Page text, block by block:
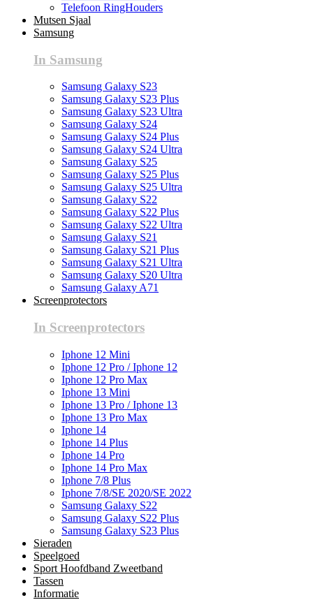
Telefoon RingHouders
Mutsen Sjaal
Samsung
In Samsung
Samsung Galaxy S23
Samsung Galaxy S23 Plus
Samsung Galaxy S23 Ultra
Samsung Galaxy S24
Samsung Galaxy S24 Plus
Samsung Galaxy S24 Ultra
Samsung Galaxy S25
Samsung Galaxy S25 Plus
Samsung Galaxy S25 Ultra
Samsung Galaxy S22
Samsung Galaxy S22 Plus
Samsung Galaxy S22 Ultra
Samsung Galaxy S21
Samsung Galaxy S21 Plus
Samsung Galaxy S21 Ultra
Samsung Galaxy S20 Ultra
Samsung Galaxy A71
Screenprotectors
In Screenprotectors
Iphone 12 Mini
Iphone 12 Pro / Iphone 12
Iphone 12 Pro Max
Iphone 13 Mini
Iphone 13 Pro / Iphone 13
Iphone 13 Pro Max
Iphone 14
Iphone 14 Plus
Iphone 14 Pro
Iphone 14 Pro Max
Iphone 7/8 Plus
Iphone 7/8/SE 2020/SE 2022
Samsung Galaxy S22
Samsung Galaxy S22 Plus
Samsung Galaxy S23 Plus
Sieraden
Speelgoed
Sport Hoofdband Zweetband
Tassen
Informatie